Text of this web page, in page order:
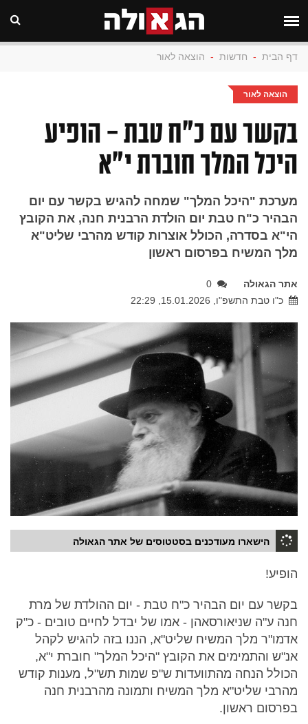
דף הבית - חדשות - הוצאה לאור
הוצאה לאור
בקשר עם כ"ח טבת - הופיע
היכל המלך חוברת י"א
מערכת "היכל המלך" שמחה להגיש בקשר עם יום
הבהיר כ"ח טבת יום הולדת הרבנית חנה, את הקובץ
הי"א בסדרה, הכולל אוצרות קודש מהרבי שליט"א
מלך המשיח בפרסום ראשון
אתר הגאולה
0
כ"ו טבת התשפ"ו, 15.01.2026, 22:29
הישארו מעודכנים בסטטוסים של אתר הגאולה
הופיע!
בקשר עם יום הבהיר כ"ח טבת - יום ההולדת של מרת
חנה ע"ה שניאורסאהן - אמו של יבדל לחיים טובים - כ"ק
אדמו"ר מלך המשיח שליט"א, הננו בזה להגיש לקהל
אנ"ש והתמימים את הקובץ "היכל המלך" חוברת י"א,
הכולל הנחה מהתוועדות ש"פ שמות תש"ל, מענות קודש
מהרבי שליט"א מלך המשיח ותמונה מהרבנית חנה
בפרסום ראשון.